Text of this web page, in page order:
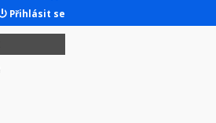
Přihlásit se